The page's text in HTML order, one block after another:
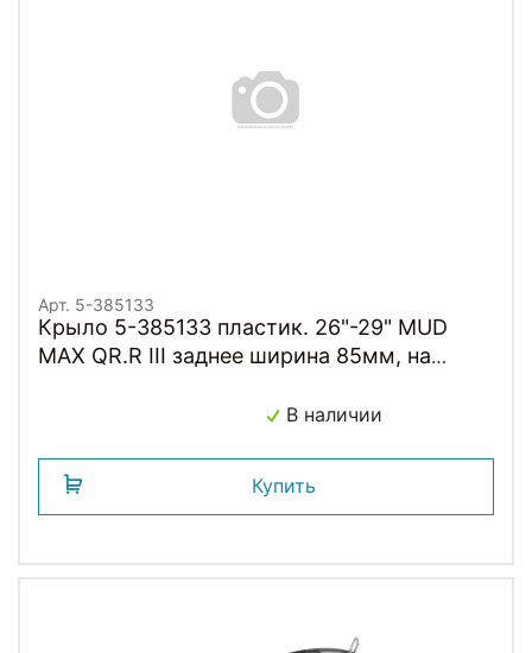
Арт. 5-385133
Крыло 5-385133 пластик. 26"-29" MUD
MAX QR.R III заднее ширина 85мм, на
В наличии
Купить